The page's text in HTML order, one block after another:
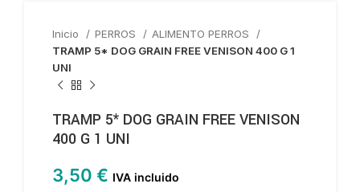
Inicio PERROS
ALIMENTO PERROS
TRAMP 5* DOG GRAIN FREE VENISON 400 G 1
UNI
TRAMP 5* DOG GRAIN FREE VENISON
400 G 1 UNI
3,50 € IVA incluido